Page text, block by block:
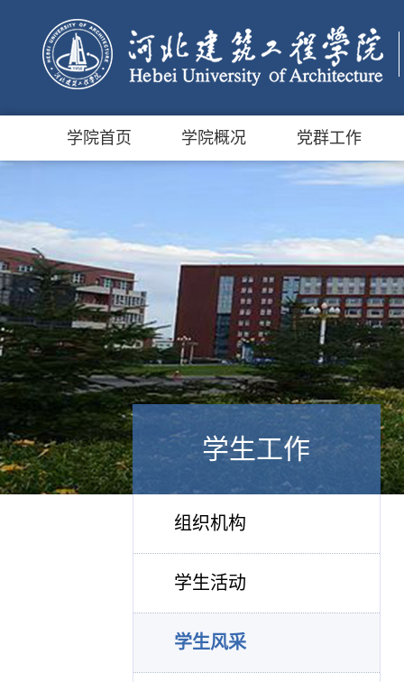
学院首页 学院概况 党群工作
学生工作
组织机构
学生活动
学生风采